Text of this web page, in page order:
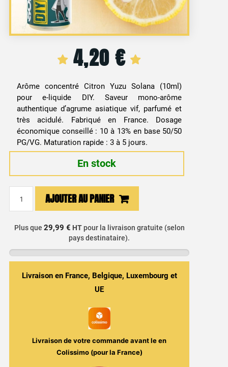
4,20 €
Arôme concentré Citron Yuzu Solana (10ml)
pour e-liquide DIY. Saveur mono-arôme
authentique d’agrume asiatique vif, parfumé et
très acidulé. Fabriqué en France. Dosage
économique conseillé : 10 à 13% en base 50/50
PG/VG. Maturation rapide : 3 à 5 jours.
En stock
Concentré
Citron
Yuzu
10ml
AJOUTER AU PANIER
Plus que 29,99 € HTpour la livraison gratuite (selon
pays destinataire).
Livraison en France, Belgique, Luxembourg et
UE
Livraison de votre commande avant leen
Colissimo (pour la France)